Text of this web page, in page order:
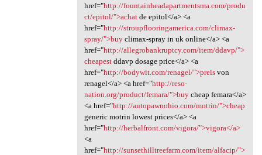
href="http://fountainheadapartmentsma.com/produ
ct/epitol/">achatde epitol</a> <a
href="http://stroupflooringamerica.com/climax-
spray/">buyclimax-spray in uk online</a> <a
href="http://allegrobankruptcy.com/item/ddavp/">
cheapestddavp dosage price</a> <a
href="http://bodywit.com/renagel/">preisvon
renagel</a> <a href="http://reso-
nation.org/product/femara/">buycheap femara</a>
<a href="http://autopawnohio.com/motrin/">cheap
generic motrin lowest prices</a> <a
href="http://herbalfront.com/vigora/">vigora</a>
<a
href="http://sunsethilltreefarm.com/item/alfacip/">